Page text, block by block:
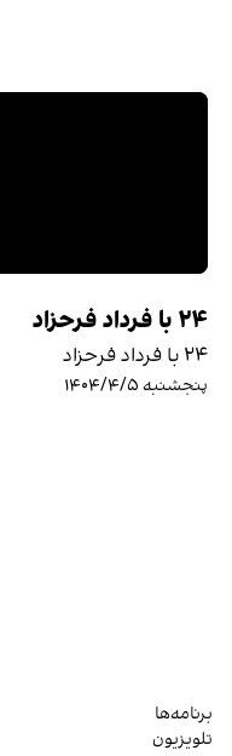
۲۴ با فرداد فرحزاد
۲۴ با فرداد فرحزاد
پنجشنبه ۱۴۰۴/۴/۵
برنامه‌ها
تلویزیون